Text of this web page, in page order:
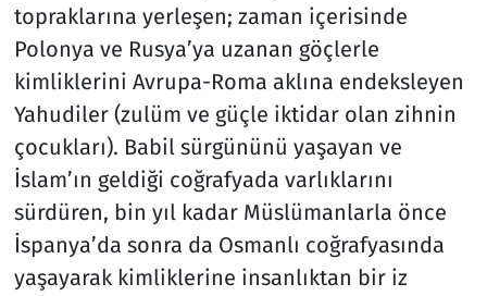
topraklarına yerleşen; zaman içerisinde
Polonya ve Rusya’ya uzanan göçlerle
kimliklerini Avrupa-Roma aklına endeksleyen
Yahudiler (zulüm ve güçle iktidar olan zihnin
çocukları). Babil sürgününü yaşayan ve
İslam’ın geldiği coğrafyada varlıklarını
sürdüren, bin yıl kadar Müslümanlarla önce
İspanya’da sonra da Osmanlı coğrafyasında
yaşayarak kimliklerine insanlıktan bir iz